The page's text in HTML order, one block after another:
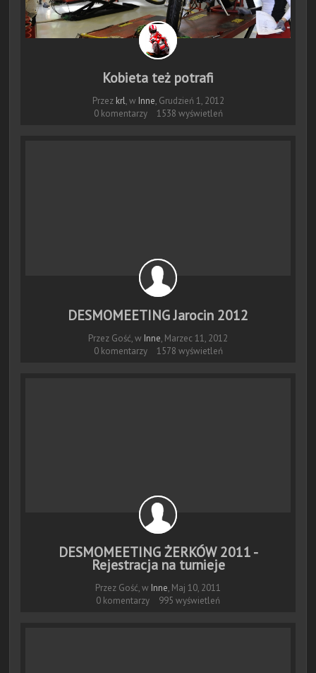
Kobieta też potrafi
Przez krl, w Inne, Grudzień 1, 2012
0 komentarzy
1538 wyświetleń
DESMOMEETING Jarocin 2012
Przez Gość, w Inne, Marzec 11, 2012
0 komentarzy
1578 wyświetleń
DESMOMEETING ŻERKÓW 2011 -
Rejestracja na turnieje
Przez Gość, w Inne, Maj 10, 2011
0 komentarzy
995 wyświetleń